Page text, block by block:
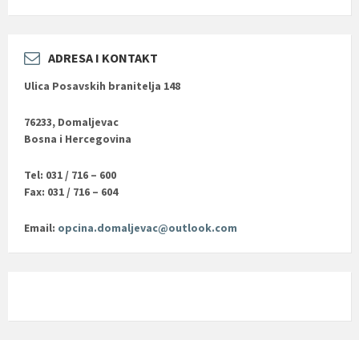
ADRESA I KONTAKT
Ulica Posavskih branitelja 148
76233, Domaljevac
Bosna i Hercegovina
Tel: 031 / 716 – 600
Fax: 031 / 716 – 604
Email: opcina.domaljevac@outlook.com